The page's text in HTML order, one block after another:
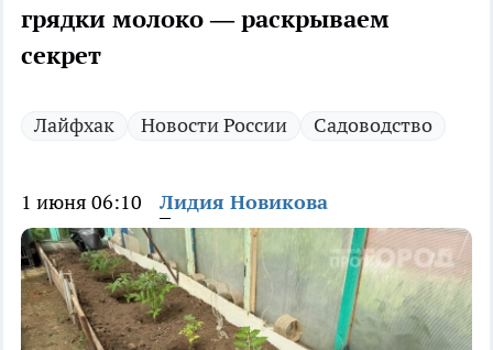
грядки молоко — раскрываем
секрет
Лайфхак Новости России Садоводство
1 июня 06:10 Лидия Новикова